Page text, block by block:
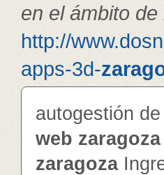
en el ámbito
http://
apps-3d-
autogestión
web zaragoza
zaragoza